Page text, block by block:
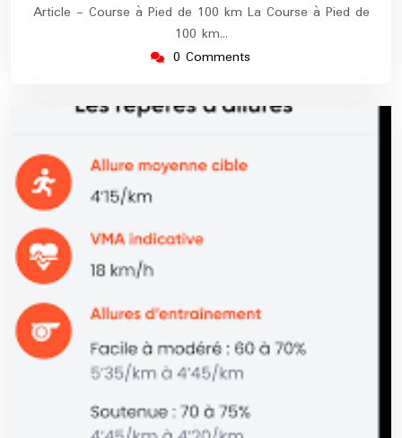
Article - Course à Pied de 100 km La Course à Pied de
100 km…
0 Comments